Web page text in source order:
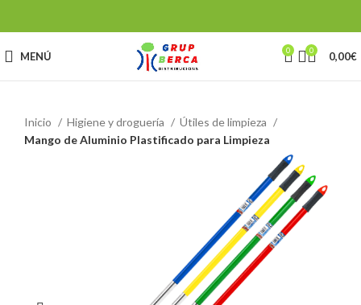
MENÚ 0 0 0,00€
Inicio Higiene y droguería
Útiles de limpieza
Mango de Aluminio Plastificado para Limpieza